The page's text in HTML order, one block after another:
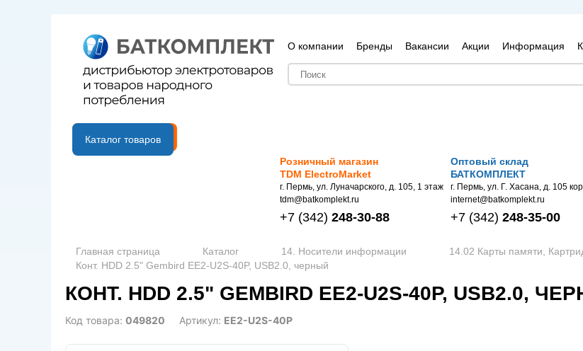
О компании Бренды Вакансии Акции Информация
B2B портал
Каталог товаров
Розничный магазин
TDM ElectroMarket
г. Пермь, ул. Луначарского, д. 105, 1 этаж
tdm@batkomplekt.ru
+7 (342) 248-30-88
Оптовый склад
БАТКОМПЛЕКТ
г. Пермь, ул. Г. Хасана, д. 105
internet@batkomplekt.ru
+7 (342) 248-35-00
Главная страница Каталог 14. Носители информации
14.02 Карты памяти,
Конт. HDD 2.5" Gembird EE2-U2S-40P, USB2.0, черный
КОНТ. HDD 2.5" GEMBIRD EE2-U2S-40P, USB2.0,
Код товара: 049820 Артикул: EE2-U2S-40P